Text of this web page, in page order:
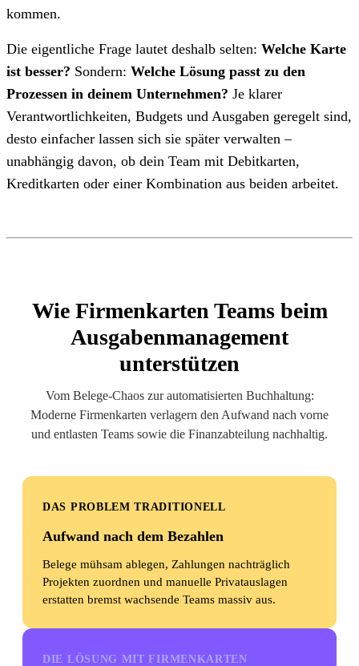
kommen.
Die eigentliche Frage lautet deshalb selten: Welche Karte
ist besser? Sondern: Welche Lösung passt zu den
Prozessen in deinem Unternehmen? Je klarer
Verantwortlichkeiten, Budgets und Ausgaben geregelt sind,
desto einfacher lassen sich sie später verwalten –
unabhängig davon, ob dein Team mit Debitkarten,
Kreditkarten oder einer Kombination aus beiden arbeitet.
Wie Firmenkarten Teams beim
Ausgabenmanagement
unterstützen
Vom Belege-Chaos zur automatisierten Buchhaltung:
Moderne Firmenkarten verlagern den Aufwand nach vorne
und entlasten Teams sowie die Finanzabteilung nachhaltig.
DAS PROBLEM TRADITIONELL
Aufwand nach dem Bezahlen
Belege mühsam ablegen, Zahlungen nachträglich
Projekten zuordnen und manuelle Privatauslagen
erstatten bremst wachsende Teams massiv aus.
DIE LÖSUNG MIT FIRMENKARTEN